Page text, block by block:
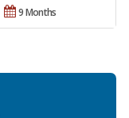
9 Months